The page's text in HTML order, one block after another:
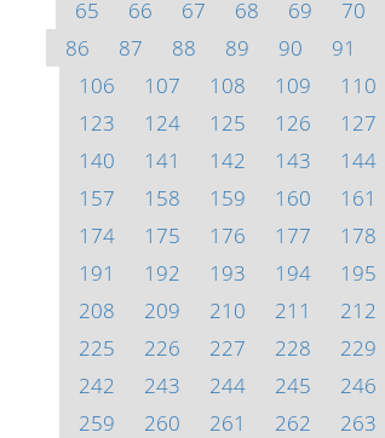
65
66 67 68 69 70
86
87 88 89 90 91
106
107 108 109 110
123
124 125 126 127
140
141 142 143 144
157
158 159 160 161
174
175 176 177 178
191
192 193 194 195
208
209 210 211 212
225
226 227 228 229
242
243 244 245 246
259
260 261 262 263